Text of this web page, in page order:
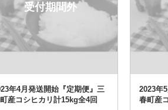
受付期間外
年4月発送開始『定期便』三
産コシヒカリ計15kg全4回
2023年
春町産